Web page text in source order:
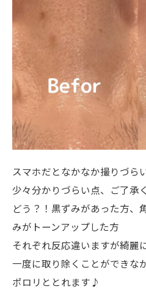
スマホだとなかなか撮りづら
少々分かりづらい点、ご了承
どう？！黒ずみがあった方、
みがトーンアップした方
それぞれ反応違いますが綺麗
一度に取り除くことができな
ポロリととれます♪